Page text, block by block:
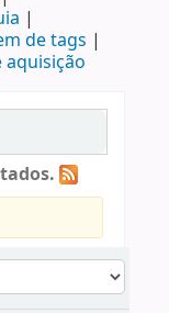
de tags
aquisição